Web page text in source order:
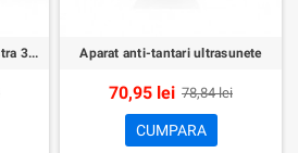
Zgarda caine cu leduri albastra 32-37cm Aparat anti-tantari ultrasunete
70,95 lei 78,84 lei
CUMPARA